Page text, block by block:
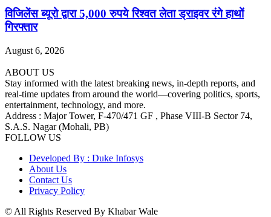
विजिलेंस ब्यूरो द्वारा 5,000 रुपये रिश्वत लेता ड्राइवर रंगे हाथों
गिरफ्तार
August 6, 2026
ABOUT US
Stay informed with the latest breaking news, in-depth reports, and
real-time updates from around the world—covering politics, sports,
entertainment, technology, and more.
Address : Major Tower, F-470/471 GF , Phase VIII-B Sector 74,
S.A.S. Nagar (Mohali, PB)
FOLLOW US
Developed By : Duke Infosys
About Us
Contact Us
Privacy Policy
© All Rights Reserved By Khabar Wale